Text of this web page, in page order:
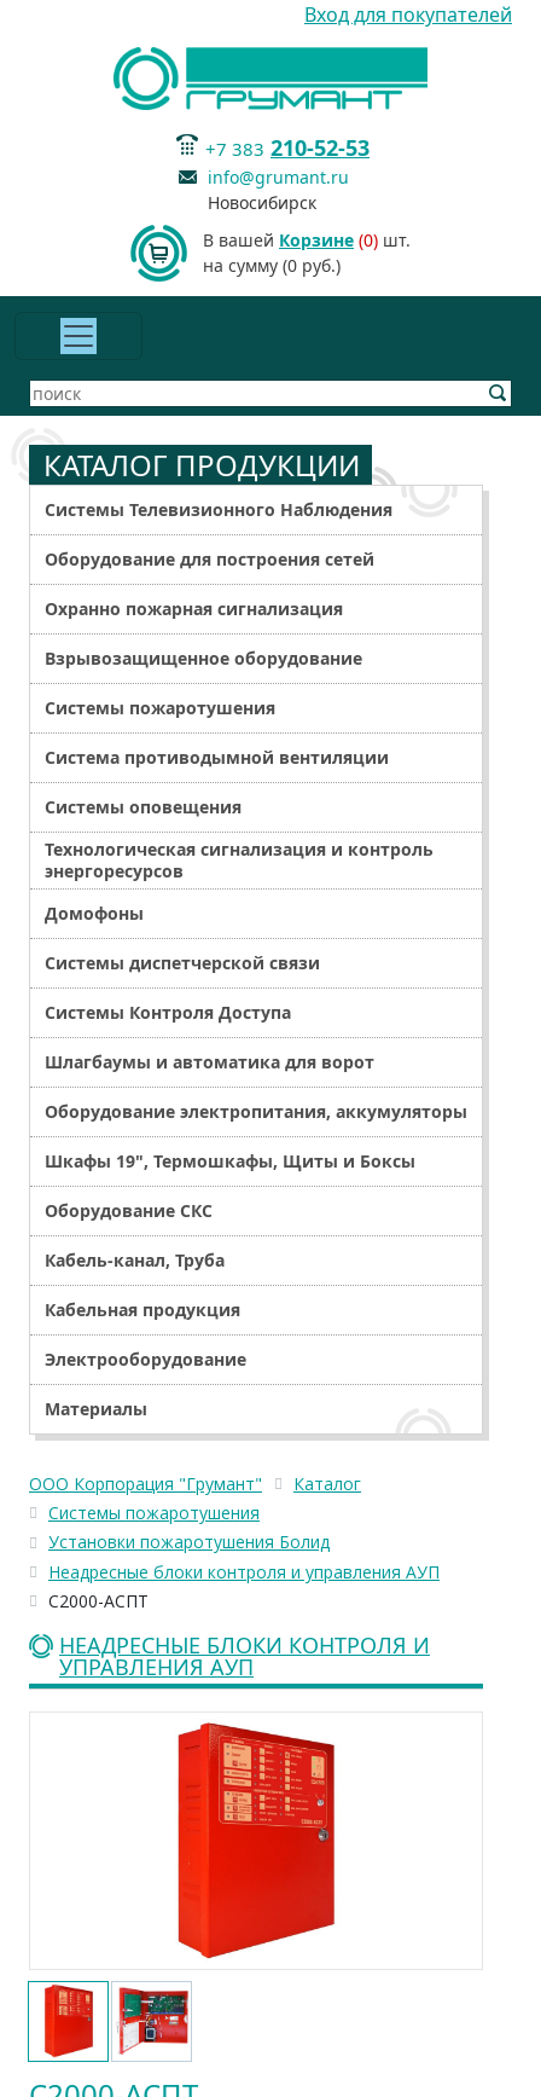
Вход для покупателей
+7 383 210-52-53
info@grumant.ru
Новосибирск
В вашей Корзине (0) шт.
на сумму (0 руб.)
КАТАЛОГ ПРОДУКЦИИ
Системы Телевизионного Наблюдения
Оборудование для построения сетей
Охранно пожарная сигнализация
Взрывозащищенное оборудование
Системы пожаротушения
Система противодымной вентиляции
Системы оповещения
Технологическая сигнализация и контроль
энергоресурсов
Домофоны
Системы диспетчерской связи
Системы Контроля Доступа
Шлагбаумы и автоматика для ворот
Оборудование электропитания, аккумуляторы
Шкафы 19", Термошкафы, Щиты и Боксы
Оборудование СКС
Кабель-канал, Труба
Кабельная продукция
Электрооборудование
Материалы
ООО Корпорация "Грумант"
Каталог
Системы пожаротушения
Установки пожаротушения Болид
Неадресные блоки контроля и управления АУП
С2000-АСПТ
НЕАДРЕСНЫЕ БЛОКИ КОНТРОЛЯ И
УПРАВЛЕНИЯ АУП